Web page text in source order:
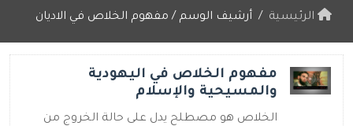
الرئيسية أرشيف الوسم / مفهوم الخلاص في الاديان
مفهوم الخلاص في اليهودية
والمسيحية والإسلام
الخلاص هو مصطلح يدل على حالة الخروج من